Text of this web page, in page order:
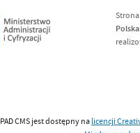
PAD CMS jest dostępny na licencji